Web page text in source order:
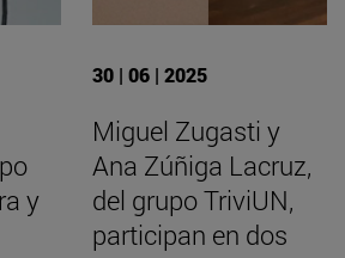
y
30 | 06 | 2025
Miguel Zugasti y
Ana Zúñiga Lacruz,
del grupo TriviUN,
participan en dos